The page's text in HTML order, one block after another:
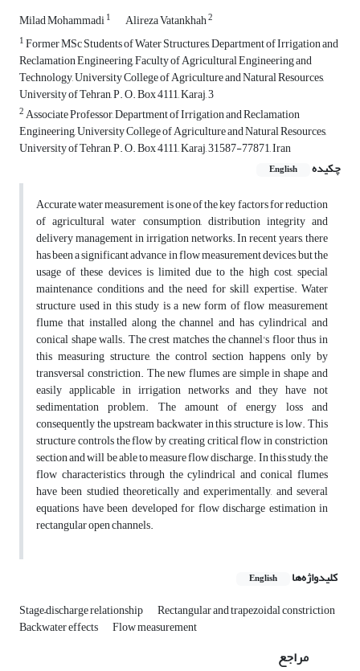
Milad Mohammadi1 Alireza Vatankhah2
1Former MSc Students of Water Structures, Department of Irrigation and
Reclamation Engineering, Faculty of Agricultural Engineering and
Technology, University College of Agriculture and Natural Resources,
University of Tehran, P. O. Box 4111, Karaj, 3
2Associate Professor, Department of Irrigation and Reclamation
Engineering, University College of Agriculture and Natural Resources,
University of Tehran, P. O. Box 4111, Karaj, 31587-77871, Iran
چکیده
English
Accurate water measurement is one of the key factors for reduction
of agricultural water consumption, distribution integrity and
delivery management in irrigation networks. In recent years, there
has been a significant advance in flow measurement devices, but the
usage of these devices is limited due to the high cost, special
maintenance conditions and the need for skill expertise. Water
structure used in this study is a new form of flow measurement
flume that installed along the channel and has cylindrical and
conical shape walls. The crest matches the channel's floor thus in
this measuring structure, the control section happens only by
transversal constriction. The new flumes are simple in shape and
easily applicable in irrigation networks and they have not
sedimentation problem. The amount of energy loss and
consequently the upstream backwater in this structure is low. This
structure controls the flow by creating critical flow in constriction
section and will be able to measure flow discharge. In this study, the
flow characteristics through the cylindrical and conical flumes
have been studied theoretically and experimentally, and several
equations have been developed for flow discharge estimation in
rectangular open channels.
کلیدواژه‌ها English
Stage–discharge relationship Rectangular and trapezoidal constriction
Backwater effects Flow measurement
مراجع